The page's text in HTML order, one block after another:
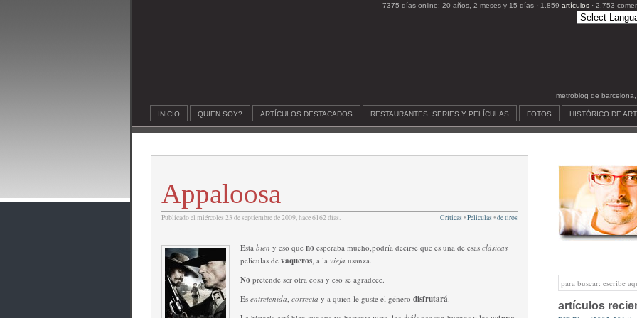
7375 días online: 20 años, 2 meses y 15 días · 1.859 artículos· 2.753
metroblog de
INICIO QUIEN SOY? ARTÍCULOS DESTACADOS RESTAURANTES, SERIES Y PELÍCULAS FOTOS HISTÓRICO DE
Appaloosa
Publicado el miércoles 23 de septiembre de 2009, hace 6162 días. Críticas•Peliculas•de tiros
Esta bien y eso que no esperaba mucho,podría decirse que es una de esas clásicas
películas de vaqueros, a la vieja usanza.
No pretende ser otra cosa y eso se agradece.
Es entretenida, correcta y a quien le guste el género disfrutará.
artículos